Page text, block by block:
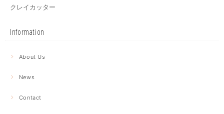
クレイカッター
Information
About Us
News
Contact